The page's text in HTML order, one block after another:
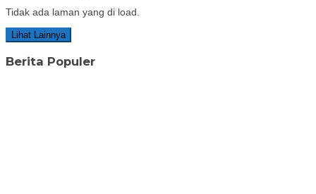
Tidak ada laman yang di load.
Lihat Lainnya
Berita Populer